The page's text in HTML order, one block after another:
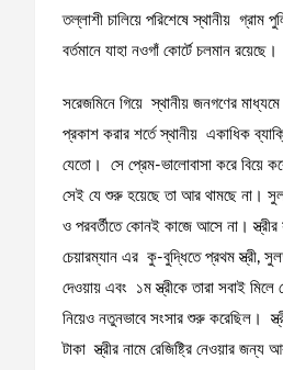
তল্লাশী চালিয়ে পরিশেষে স্থানীয়
বর্তমানে যাহা নওগাঁ কোর্টে চলমান রয়েছে।
সরেজমিনে গিয়ে স্থানীয় জনগণের
প্রকাশ করার শর্তে স্থানীয় একাধিক
যেতো। সে প্রেম-ভালোবাসা করে বিয়ে
সেই যে শুরু হয়েছে তা আর থামছে না।
ও পরবর্তীতে কোনই কাজে আসে না। স্ত্রীর
চেয়ারম্যান এর কু-বুদ্ধিতে প্রথম স্ত্রী,
দেওয়ায় এবং ১ম স্ত্রীকে তারা সবাই
নিয়েও নতুনভাবে সংসার শুরু করেছিল।
টাকা স্ত্রীর নামে রেজিষ্ট্রি নেওয়ার